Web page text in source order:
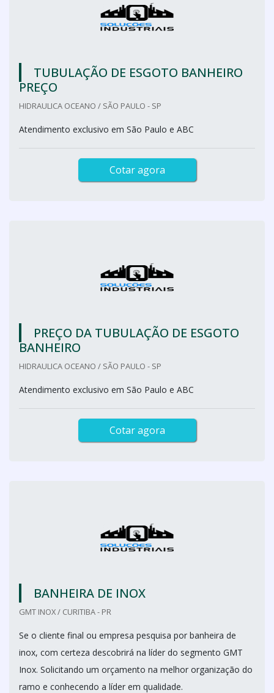
TUBULAÇÃO DE ESGOTO BANHEIRO
PREÇO
HIDRAULICA OCEANO / SÃO PAULO - SP
Atendimento exclusivo em São Paulo e ABC
Cotar agora
PREÇO DA TUBULAÇÃO DE ESGOTO
BANHEIRO
HIDRAULICA OCEANO / SÃO PAULO - SP
Atendimento exclusivo em São Paulo e ABC
Cotar agora
BANHEIRA DE INOX
GMT INOX / CURITIBA - PR
Se o cliente final ou empresa pesquisa por banheira de
inox, com certeza descobrirá na líder do segmento GMT
Inox. Solicitando um orçamento na melhor organização do
ramo e conhecendo a líder em qualidade.